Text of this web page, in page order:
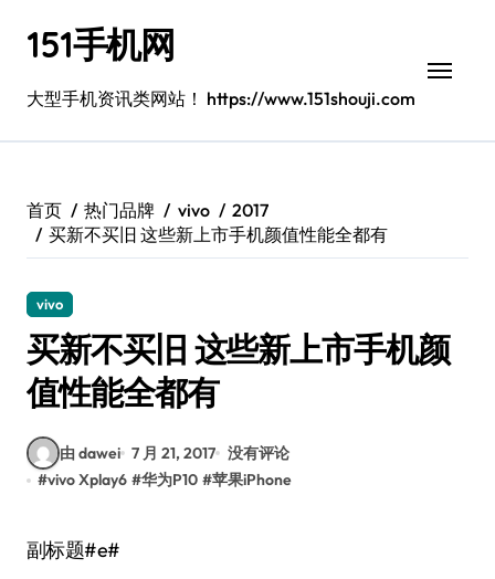
151手机网
大型手机资讯类网站！ https://www.151shouji.com
首页 热门品牌 vivo
2017
买新不买旧 这些新上市手机颜值性能全都有
vivo
买新不买旧 这些新上市手机颜
值性能全都有
由 dawei 7 月 21, 2017 没有评论
#vivo Xplay6 #华为P10 #苹果iPhone
副标题#e#